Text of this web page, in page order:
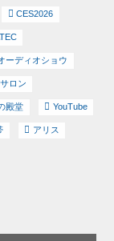
CES2026
ーディオショウ
ロン
殿堂 YouTube
アリス